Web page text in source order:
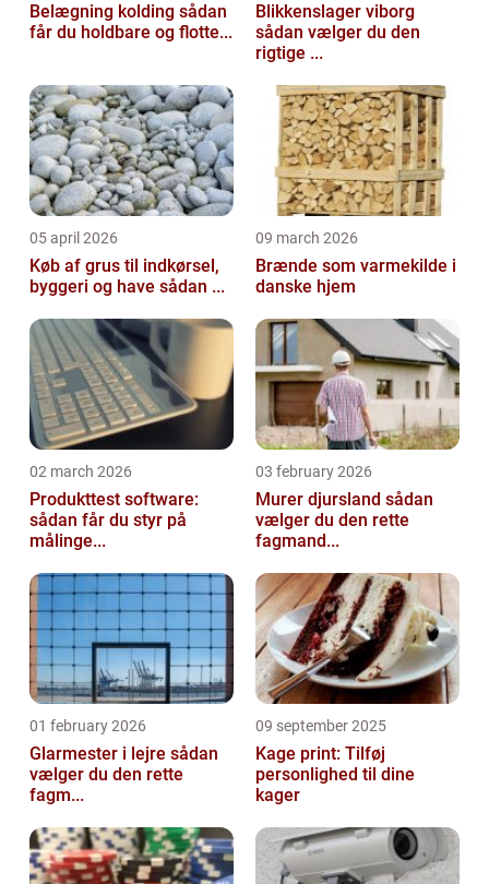
Belægning kolding sådan
får du holdbare og flotte...
Blikkenslager viborg
sådan vælger du den
rigtige ...
05 april 2026
Køb af grus til indkørsel,
byggeri og have sådan ...
09 march 2026
Brænde som varmekilde i
danske hjem
02 march 2026
Produkttest software:
sådan får du styr på
målinge...
03 february 2026
Murer djursland sådan
vælger du den rette
fagmand...
01 february 2026
Glarmester i lejre sådan
vælger du den rette
fagm...
09 september 2025
Kage print: Tilføj
personlighed til dine
kager